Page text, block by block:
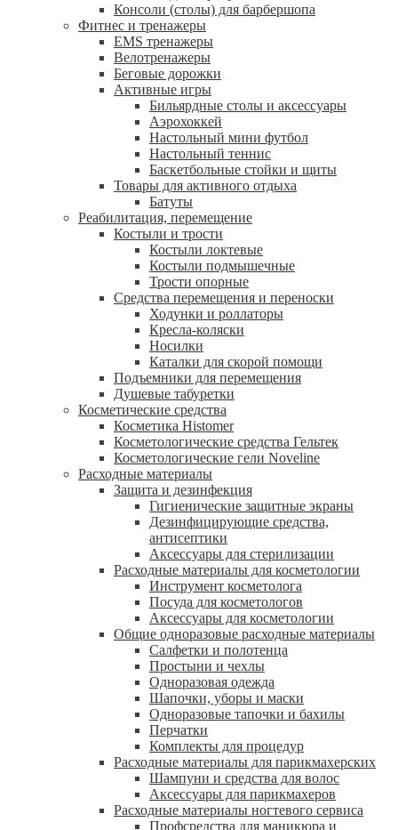
Консоли (столы) для барбершопа
Фитнес и тренажеры
EMS тренажеры
Велотренажеры
Беговые дорожки
Активные игры
Бильярдные столы и аксессуары
Аэрохоккей
Настольный мини футбол
Настольный теннис
Баскетбольные стойки и щиты
Товары для активного отдыха
Батуты
Реабилитация, перемещение
Костыли и трости
Костыли локтевые
Костыли подмышечные
Трости опорные
Средства перемещения и переноски
Ходунки и роллаторы
Кресла-коляски
Носилки
Каталки для скорой помощи
Подъемники для перемещения
Душевые табуретки
Косметические средства
Косметика Histomer
Косметологические средства Гельтек
Косметологические гели Noveline
Расходные материалы
Защита и дезинфекция
Гигиенические защитные экраны
Дезинфицирующие средства,
антисептики
Аксессуары для стерилизации
Расходные материалы для косметологии
Инструмент косметолога
Посуда для косметологов
Аксессуары для косметологии
Общие одноразовые расходные материалы
Салфетки и полотенца
Простыни и чехлы
Одноразовая одежда
Шапочки, уборы и маски
Одноразовые тапочки и бахилы
Перчатки
Комплекты для процедур
Расходные материалы для парикмахерских
Шампуни и средства для волос
Аксессуары для парикмахеров
Расходные материалы ногтевого сервиса
Профсредства для маникюра и